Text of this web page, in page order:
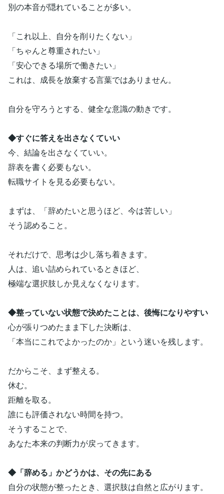
別の本音が隠れていることが多い。
「これ以上、自分を削りたくない」
「ちゃんと尊重されたい」
「安心できる場所で働きたい」
これは、成長を放棄する言葉ではありません。
自分を守ろうとする、健全な意識の動きです。
◆すぐに答えを出さなくていい
今、結論を出さなくていい。
辞表を書く必要もない。
転職サイトを見る必要もない。
まずは、「辞めたいと思うほど、今は苦しい」
そう認めること。
それだけで、思考は少し落ち着きます。
人は、追い詰められているときほど、
極端な選択肢しか見えなくなります。
◆整っていない状態で決めたことは、後悔になりやすい
心が張りつめたまま下した決断は、
「本当にこれでよかったのか」という迷いを残します。
だからこそ、まず整える。
休む。
距離を取る。
誰にも評価されない時間を持つ。
そうすることで、
あなた本来の判断力が戻ってきます。
◆「辞める」かどうかは、その先にある
自分の状態が整ったとき、選択肢は自然と広がります。